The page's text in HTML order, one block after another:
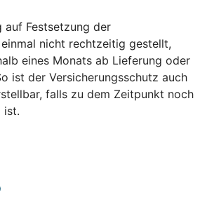
auf Festsetzung der
nicht rechtzeitig gestellt,
eines Monats ab Lieferung oder
ist der Versicherungsschutz auch
falls zu dem Zeitpunkt noch
ist.